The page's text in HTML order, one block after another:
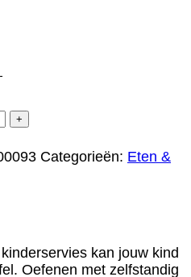
Categorieën: Eten &
kan jouw kind
Oefenen met zelfstandig